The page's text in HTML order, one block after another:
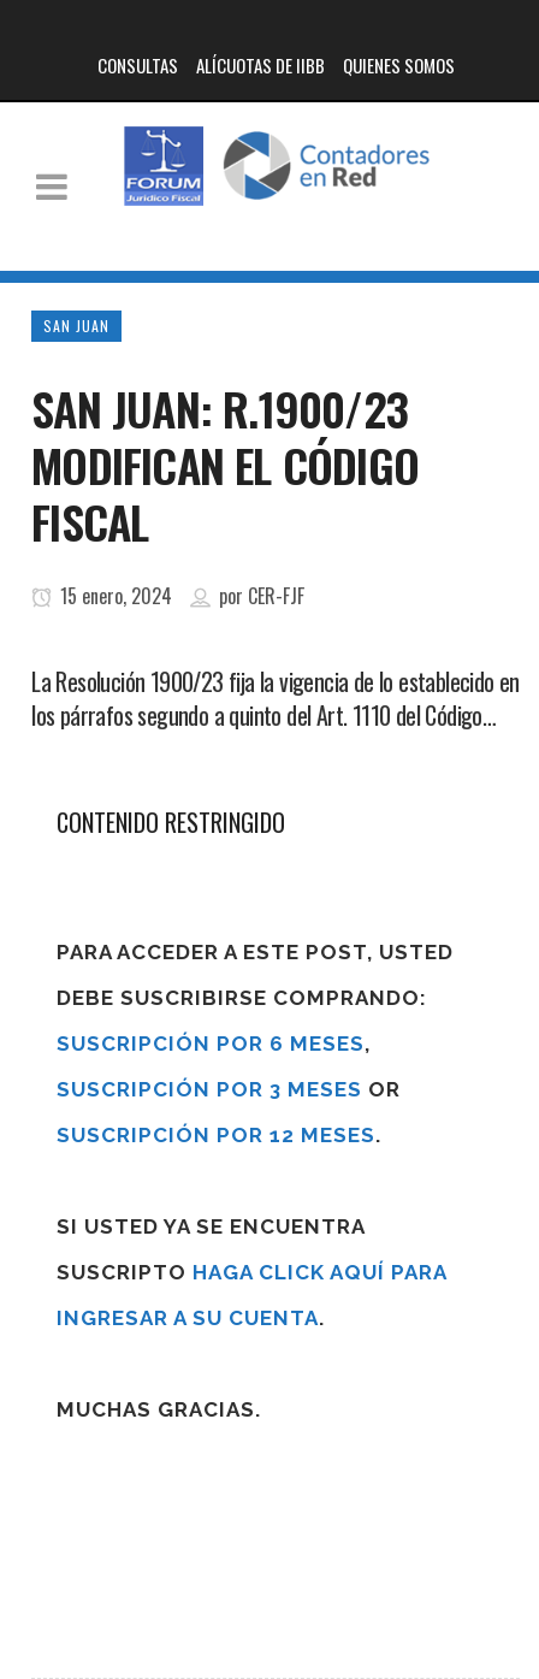
CONSULTAS ALÍCUOTAS DE IIBB QUIENES SOMOS
SAN JUAN
SAN JUAN: R.1900/23
MODIFICAN EL CÓDIGO
FISCAL
15 enero, 2024 por CER-FJF
La Resolución 1900/23 fija la vigencia de lo establecido en
los párrafos segundo a quinto del Art. 1110 del Código…
CONTENIDO RESTRINGIDO
PARA ACCEDER A ESTE POST, USTED
DEBE SUSCRIBIRSE COMPRANDO:
SUSCRIPCIÓN POR 6 MESES,
SUSCRIPCIÓN POR 3 MESES OR
SUSCRIPCIÓN POR 12 MESES.
SI USTED YA SE ENCUENTRA
SUSCRIPTO HAGA CLICK AQUÍ PARA
INGRESAR A SU CUENTA.
MUCHAS GRACIAS.